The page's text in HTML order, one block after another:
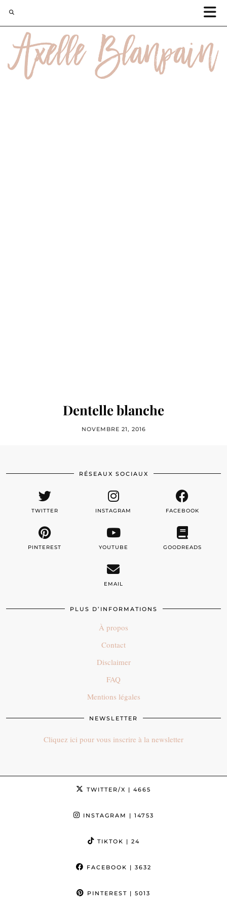
Dentelle blanche
NOVEMBRE 21, 2016
RÉSEAUX SOCIAUX
TWITTER INSTAGRAM FACEBOOK
PINTEREST YOUTUBE GOODREADS
EMAIL
PLUS D’INFORMATIONS
À propos
Contact
Disclaimer
FAQ
Mentions légales
NEWSLETTER
Cliquez ici pour vous inscrire à la newsletter
TWITTER/X | 4665
INSTAGRAM | 14753
TIKTOK | 24
FACEBOOK | 3632
PINTEREST | 5013